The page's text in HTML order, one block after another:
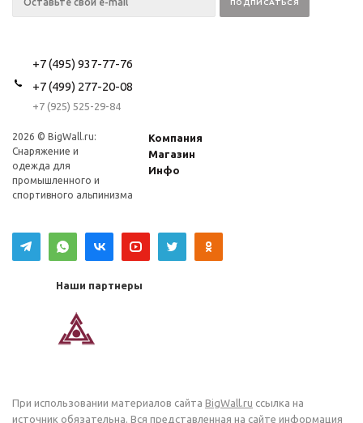
+7 (495) 937-77-76
+7 (499) 277-20-08
+7 (925) 525-29-84
2026 © BigWall.ru:
Снаряжение и
одежда для
промышленного и
спортивного альпинизма
Компания
Магазин
Инфо
Наши партнеры
При использовании материалов сайта BigWall.ru ссылка на
источник обязательна. Вся представленная на сайте информация